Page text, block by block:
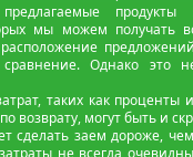
продукты
мы можем получать
сравнение. Однако это
таких как проценты
возврату, могут быть и
сделать заем дороже,
не всегда